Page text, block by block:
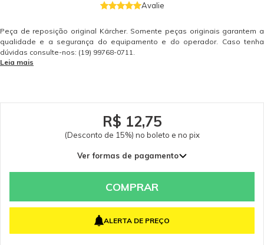
Avalie
Peça de reposição original Kärcher. Somente peças originais garantem a
qualidade e a segurança do equipamento e do operador. Caso tenha
dúvidas consulte-nos: (19) 99768-0711.
Leia mais
R$ 12,75
(Desconto de 15%) no boleto e no pix
Ver formas de pagamento
COMPRAR
ALERTA DE PREÇO